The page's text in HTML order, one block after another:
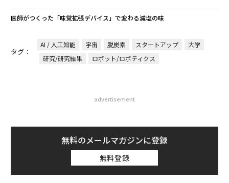
医師がつくった「味覚拡張デバイス」で変わる減塩の味
タグ：
AI / 人工知能 宇宙 脱炭素 スタートアップ
大学
研究/研究結果
ロボット/ロボティクス
advertisement
無料のメールマガジンに登録
無料登録